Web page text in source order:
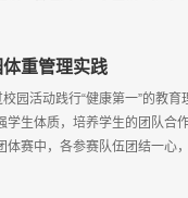
重管理实践
园活动践行“健康第一”的教
生体质，培养学生的团队
体赛中，各参赛队伍团结一心